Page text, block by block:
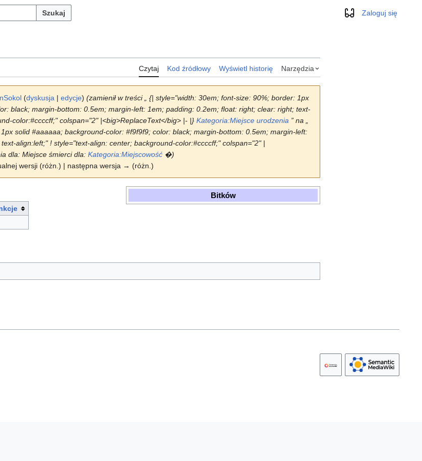
Szukaj WyglądZaloguj się
Czytaj Kod źródłowy Wyświetl historię Narzędzia
(dyskusja | edycje) (zamienił w treści „ {| style="width: 30em; font-size: 90%; border: 1px
black; margin-bottom: 0.5em; margin-left: 1em; padding: 0.2em; float: right; clear: right; text-
color:#ccccff;" colspan="2" |<big>ReplaceText</big> |- |} Kategoria:Miejsce urodzenia ” na „
solid #aaaaaa; background-color: #f9f9f9; color: black; margin-bottom: 0.5em; margin-left:
align:left;" ! style="text-align: center; background-color:#ccccff;" colspan="2" |
dla: Miejsce śmierci dla: Kategoria:Miejscowość �)
wersji (różn.) | następna wersja → (różn.)
Bitków